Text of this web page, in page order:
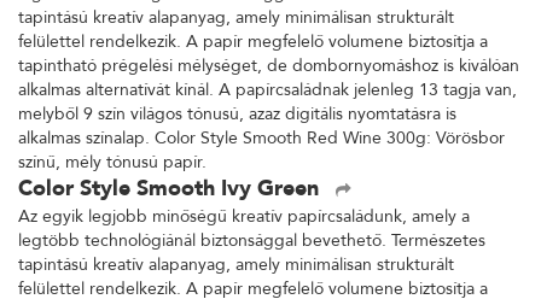
tapintású kreatív alapanyag, amely minimálisan strukturált
felülettel rendelkezik. A papír megfelelő volumene biztosítja a
tapintható prégelési mélységet, de dombornyomáshoz is kiválóan
alkalmas alternatívát kínál. A papírcsaládnak jelenleg 13 tagja van,
melyből 9 szín világos tónusú, azaz digitális nyomtatásra is
alkalmas színalap. Color Style Smooth Red Wine 300g: Vörösbor
színű, mély tónusú papír.
Color Style Smooth Ivy Green
Az egyik legjobb minőségű kreatív papírcsaládunk, amely a
legtöbb technológiánál biztonsággal bevethető. Természetes
tapintású kreatív alapanyag, amely minimálisan strukturált
felülettel rendelkezik. A papír megfelelő volumene biztosítja a